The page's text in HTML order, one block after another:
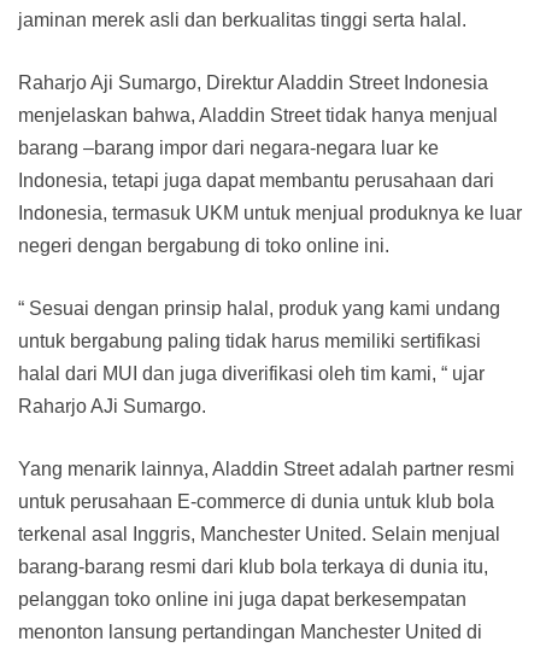
jaminan merek asli dan berkualitas tinggi serta halal.
Raharjo Aji Sumargo, Direktur Aladdin Street Indonesia
menjelaskan bahwa, Aladdin Street tidak hanya menjual
barang –barang impor dari negara-negara luar ke
Indonesia, tetapi juga dapat membantu perusahaan dari
Indonesia, termasuk UKM untuk menjual produknya ke luar
negeri dengan bergabung di toko online ini.
“ Sesuai dengan prinsip halal, produk yang kami undang
untuk bergabung paling tidak harus memiliki sertifikasi
halal dari MUI dan juga diverifikasi oleh tim kami, “ ujar
Raharjo AJi Sumargo.
Yang menarik lainnya, Aladdin Street adalah partner resmi
untuk perusahaan E-commerce di dunia untuk klub bola
terkenal asal Inggris, Manchester United. Selain menjual
barang-barang resmi dari klub bola terkaya di dunia itu,
pelanggan toko online ini juga dapat berkesempatan
menonton lansung pertandingan Manchester United di